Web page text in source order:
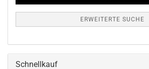
ERWEITERTE SUCHE
Schnellkauf